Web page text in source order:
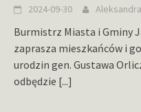
2024-09-30
Burmistrz Miasta i Gminy
zaprasza mieszkańców i
urodzin gen. Gustawa
odbędzie [...]